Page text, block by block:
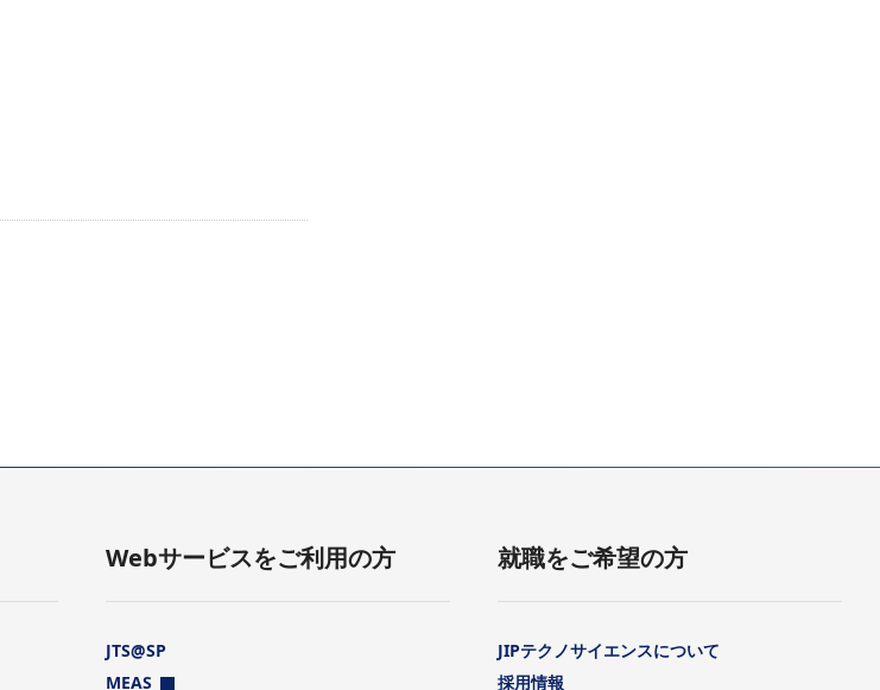
Webサービスをご利用の方
JTS@SP
MEAS
就職をご希望の方
JIPテクノサイエンスについて
採用情報